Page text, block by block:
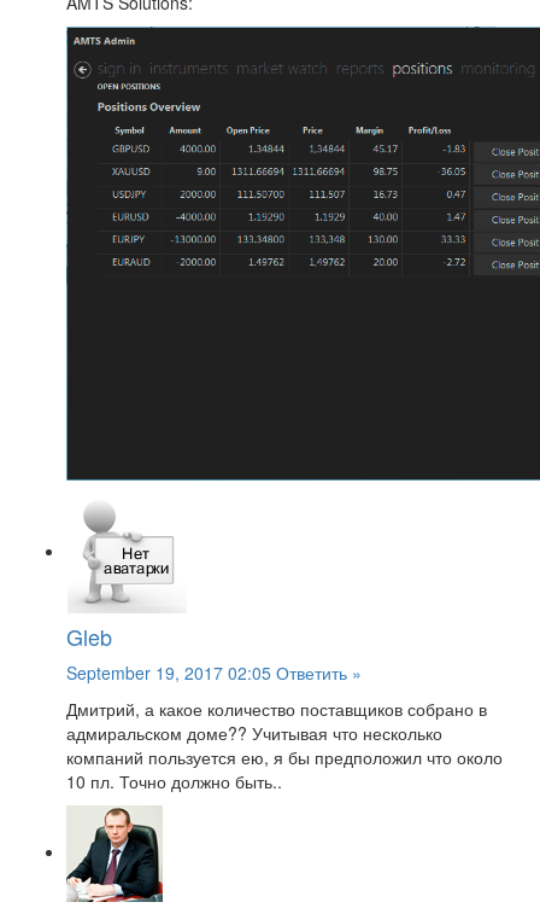
Gleb
September 19, 2017 02:05 Ответить »
Дмитрий, а какое количество поставщиков собрано в
адмиральском доме?? Учитывая что несколько
компаний пользуется ею, я бы предположил что около
10 пл. Точно должно быть..